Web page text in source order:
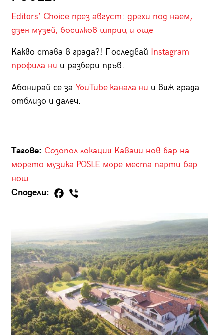
Editors’ Choice през август: дрехи под наем,
дзен музей, босилков шприц и още
Какво става в града?! Последвай Instagram
профила ни и разбери пръв.
Абонирай се за YouTube канала ни и виж града
отблизо и далеч.
Тагове: Созопол локации Каваци нов бар на
морето музика POSLE море места парти бар
нощ
Сподели: